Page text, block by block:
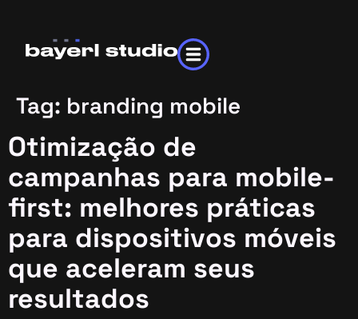
Tag: branding mobile
Otimização de
campanhas para mobile-
first: melhores práticas
para dispositivos móveis
que aceleram seus
resultados